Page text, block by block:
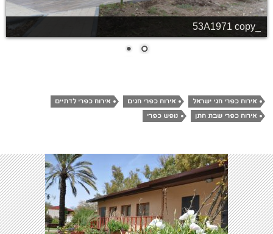
אירוח כפרי חגי ישראל אירוח כפרי חגים
אירוח כפרי לדתיים
אירוח כפרי שבת חתן
נופש כפרי